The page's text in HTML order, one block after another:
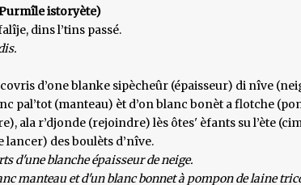
istoryète)
dins l’tins passé.
d’one blanke sipècheûr (épaisseur) di nîve
pal’tot (manteau) èt d’on blanc bonèt a flotche
ala r’djonde (rejoindre) lès ôtes' èfants su l’ète
lancer) des boulèts d’nîve.
d'une blanche épaisseur de neige.
manteau et d'un blanc bonnet à pompon de laine